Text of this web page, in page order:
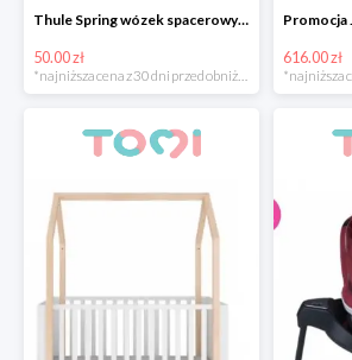
Thule Spring wózek spacerowy z budką -50 zł
50.00 zł
*najniższa cena z 30 dni przed obniżką
616.00 zł